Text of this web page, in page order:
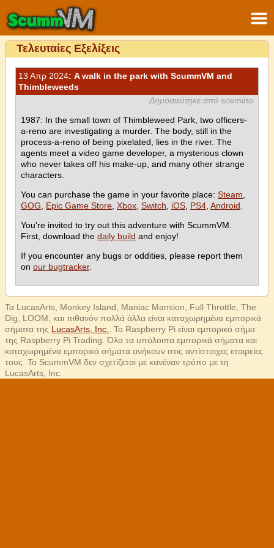
Τελευταίες Εξελίξεις
13 Απρ 2024: A walk in the park with ScummVM and
Thimbleweeds
Δημοσιεύτηκε από scemino
1987: In the small town of Thimbleweed Park, two officers-
a-reno are investigating a murder. The body, still in the
process-a-reno of being pixelated, lies in the river. The
agents meet a video game developer, a mysterious clown
who never takes off his make-up, and many other strange
characters.
You can purchase the game in your favorite place: Steam
GOG
Epic Game Store Xbox Switch iOS PS4 Android
You're invited to try out this adventure with ScummVM.
First, download the daily build and enjoy!
If you encounter any bugs or oddities, please report them
on our bugtracker.
Τα LucasArts, Monkey Island, Maniac Mansion, Full Throttle, The
Dig, LOOM, και πιθανόν πολλά άλλα είναι καταχωρημένα εμπορικά
σήματα της LucasArts, Inc.
. Το Raspberry Pi είναι εμπορικό σήμα
της Raspberry Pi Trading. Όλα τα υπόλοιπα εμπορικά σήματα και
καταχωρημένα εμπορικά σήματα ανήκουν στις αντίστοιχες εταιρείες
τους. Το ScummVM δεν σχετίζεται με κανέναν τρόπο με τη
LucasArts, Inc.